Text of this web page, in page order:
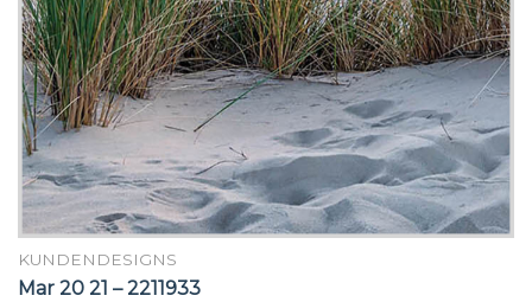
KUNDENDESIGNS
Mar 20 21 – 2211933